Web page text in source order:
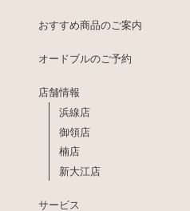
おすすめ商品のご案内
オードブルのご予約
店舗情報
浜線店
御領店
楠店
新大江店
サービス